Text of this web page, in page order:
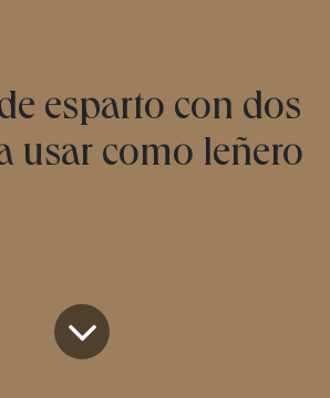
esparto con dos
usar como leñero